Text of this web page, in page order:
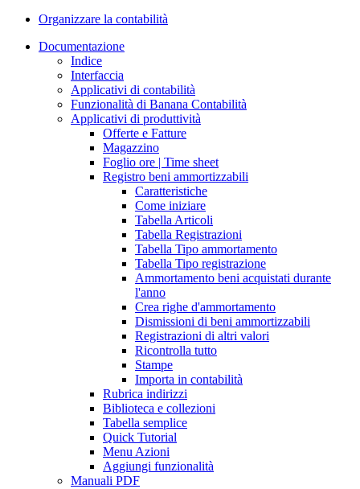
Organizzare la contabilità
Documentazione
Indice
Interfaccia
Applicativi di contabilità
Funzionalità di Banana Contabilità
Applicativi di produttività
Offerte e Fatture
Magazzino
Foglio ore | Time sheet
Registro beni ammortizzabili
Caratteristiche
Come iniziare
Tabella Articoli
Tabella Registrazioni
Tabella Tipo ammortamento
Tabella Tipo registrazione
Ammortamento beni acquistati durante
l'anno
Crea righe d'ammortamento
Dismissioni di beni ammortizzabili
Registrazioni di altri valori
Ricontrolla tutto
Stampe
Importa in contabilità
Rubrica indirizzi
Biblioteca e collezioni
Tabella semplice
Quick Tutorial
Menu Azioni
Aggiungi funzionalità
Manuali PDF